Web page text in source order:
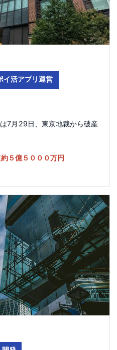
イ活アプリ運営
7月29日、東京地裁から破産
５億５０００万円